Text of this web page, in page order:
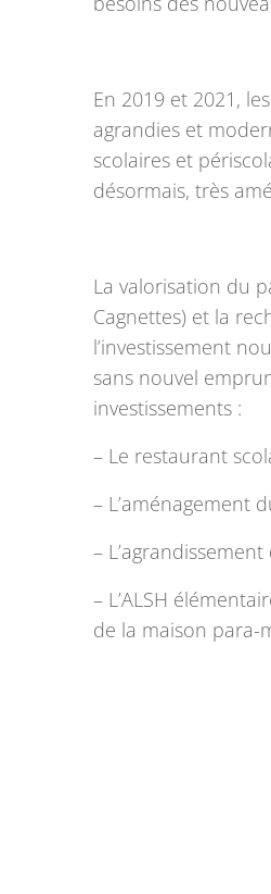
En 2019 et 2021,
agrandies et
scolaires et
désormais, très
La valorisation du
Cagnettes) et la
l’investissement
sans nouvel
investissements :
– Le restaurant
– L’aménagement
–
– L’ALSH
de la maison para-